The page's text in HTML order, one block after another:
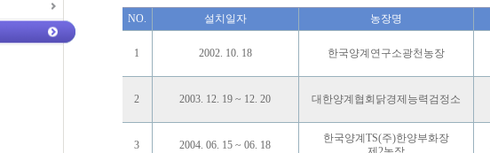
NO. 설치일자 농장명
1 2002. 10. 18 한국양계연구소광천농장
2 2003. 12. 19 ~ 12. 20 대한양계협회닭경제능력검정소
3 2004. 06. 15 ~ 06. 18
한국양계TS(주)한양부화장